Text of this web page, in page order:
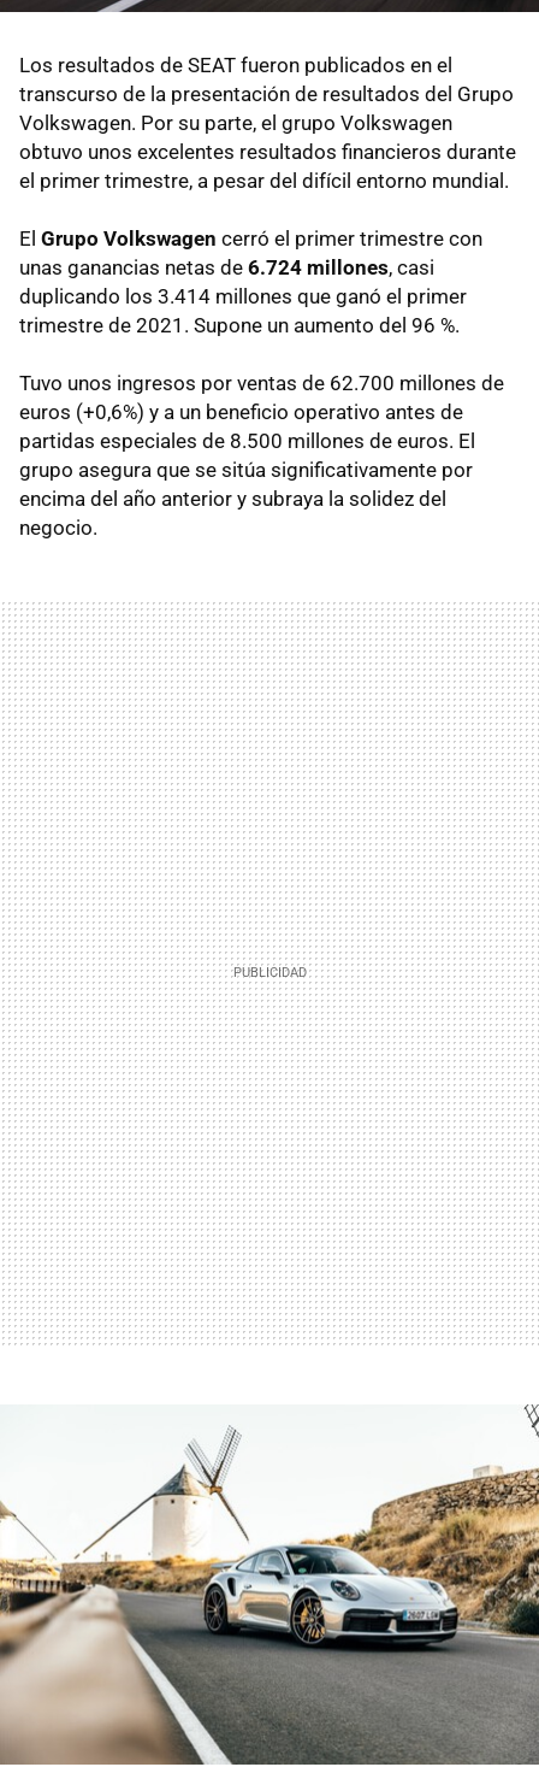
Los resultados de SEAT fueron publicados en el
transcurso de la presentación de resultados del Grupo
Volkswagen. Por su parte, el grupo Volkswagen
obtuvo unos excelentes resultados financieros durante
el primer trimestre, a pesar del difícil entorno mundial.
El Grupo Volkswagen cerró el primer trimestre con
unas ganancias netas de 6.724 millones, casi
duplicando los 3.414 millones que ganó el primer
trimestre de 2021. Supone un aumento del 96 %.
Tuvo unos ingresos por ventas de 62.700 millones de
euros (+0,6%) y a un beneficio operativo antes de
partidas especiales de 8.500 millones de euros. El
grupo asegura que se sitúa significativamente por
encima del año anterior y subraya la solidez del
negocio.